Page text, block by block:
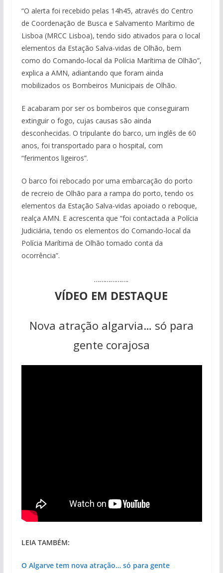
“O alerta foi recebido pelas 14h45, através do Centro
de Coordenação de Busca e Salvamento Marítimo de
Lisboa (MRCC Lisboa), tendo sido ativados para o local
elementos da Estação Salva-vidas de Olhão, bem
como do Comando-local da Polícia Marítima de Olhão”,
explica a AMN, adiantando que foram ainda
mobilizados os Bombeiros Municipais de Olhão.
E acabaram por ser os bombeiros que conseguiram
extinguir o fogo, cujas causas são ainda
desconhecidas. O tripulante do barco, um inglês de 60
anos, foi transportado para o hospital, com
“ferimentos ligeiros”.
O barco foi rebocado por uma embarcação do porto
de recreio de Olhão para a rampa do porto, tendo os
elementos da Estação Salva-vidas apoiado o reboque,
realça AMN. E acrescenta que “foi contactada a Polícia
Judiciária, tendo os elementos do Comando-local da
Polícia Marítima de Olhão tomado conta da
ocorrência”.
……………….
VÍDEO EM DESTAQUE
Nova atração algarvia… só para
gente corajosa
LEIA TAMBÉM:
O Algarve tem nova atração… só para gente